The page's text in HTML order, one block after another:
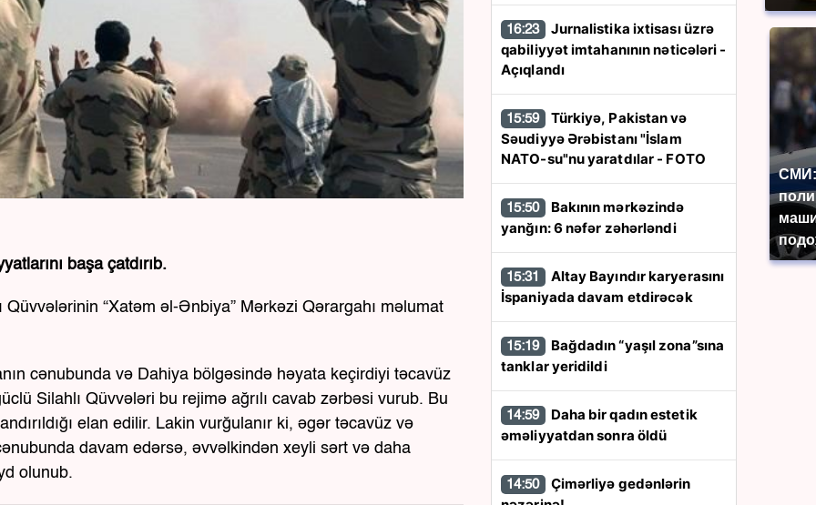
СМИ:
başa çatdırıb.
“Xatəm əl-Ənbiya” Mərkəzi Qərargahı məlumat
cənubunda və Dahiya bölgəsində həyata keçirdiyi təcavüz
Silahlı Qüvvələri bu rejimə ağrılı cavab zərbəsi vurub. Bu
elan edilir. Lakin vurğulanır ki, əgər təcavüz və
davam edərsə, əvvəlkindən xeyli sərt və daha
olunub.
16:23
qabiliyyət imtahanının nəticələri -
Açıqlandı
15:59
Səudiyyə Ərəbistanı "İslam
NATO-su"nu yaratdılar - FOTO
15:50
yanğın: 6 nəfər zəhərləndi
15:31
İspaniyada davam etdirəcək
15:19
tanklar yeridildi
14:59
əməliyyatdan sonra öldü
14:50